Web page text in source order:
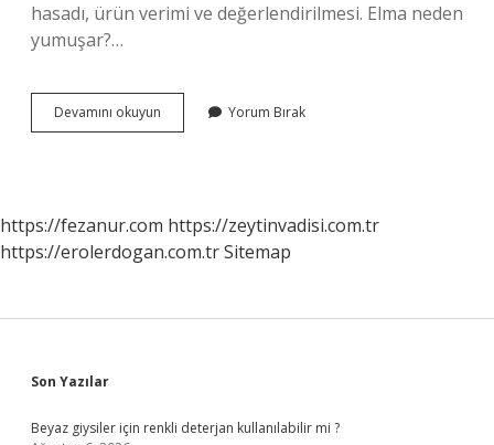
hasadı, ürün verimi ve değerlendirilmesi. Elma neden
yumuşar?…
Devamını okuyun
Armut
Yorum Bırak
https://fezanur.com https://zeytinvadisi.com.tr
https://erolerdogan.com.trSitemap
Sidebar
Son Yazılar
Beyaz giysiler için renkli deterjan kullanılabilir mi ?